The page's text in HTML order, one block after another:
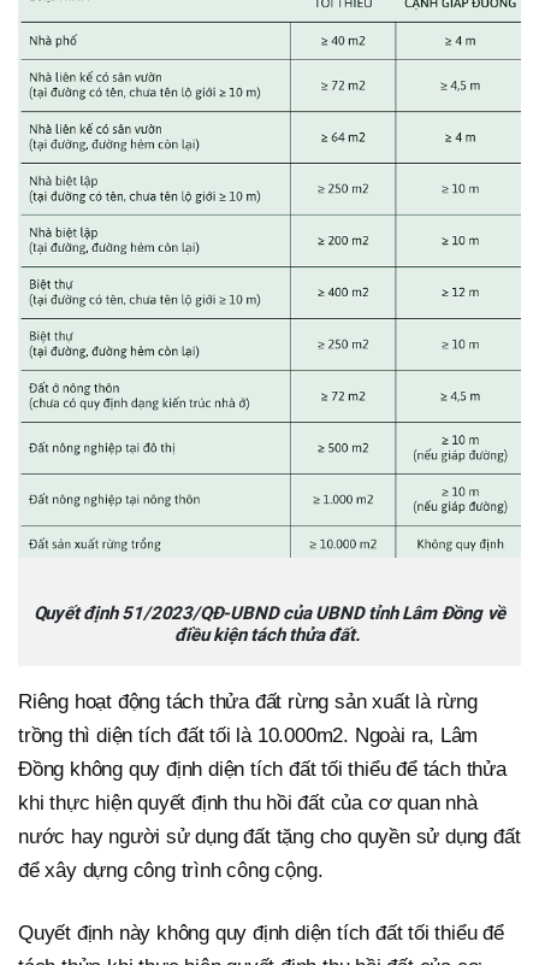
Quyết định 51/2023/QĐ-UBND của UBND tỉnh Lâm Đồng về
điều kiện tách thửa đất.
Riêng hoạt động tách thửa đất rừng sản xuất là rừng
trồng thì diện tích đất tối là 10.000m2. Ngoài ra, Lâm
Đồng không quy định diện tích đất tối thiểu để tách thửa
khi thực hiện quyết định thu hồi đất của cơ quan nhà
nước hay người sử dụng đất tặng cho quyền sử dụng đất
để xây dựng công trình công cộng.
Quyết định này không quy định diện tích đất tối thiểu để